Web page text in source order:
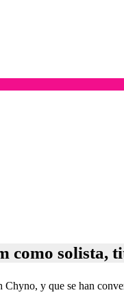
como solista,
Chyno, y que se han